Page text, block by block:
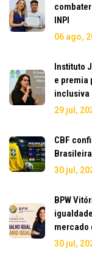
INPI
06 ago,
Instituto
e premia
inclusiva
29 jul,
CBF
30 jul,
BPW
mercado
30 jul,